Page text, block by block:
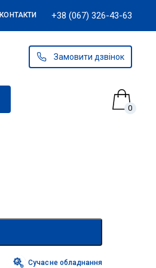
КОНТАКТИ +38 (067) 326-43-63
Замовити дзвінок
0
Сучасне обладнання